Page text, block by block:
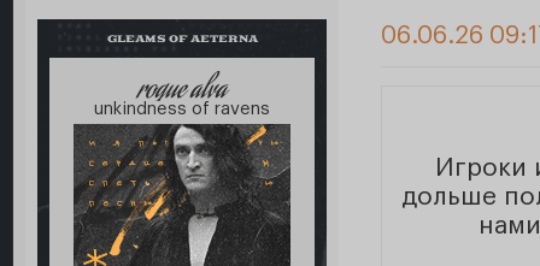
GLEAMS OF AETERNA
roque alva
unkindness of ravens
06.06.26
Игроки
дольше